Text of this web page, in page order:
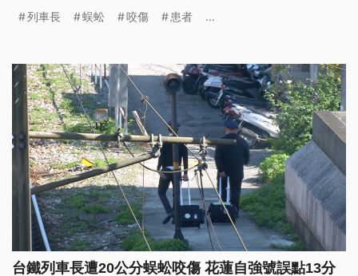
列車長 蜈蚣 咬傷 患者 ...
台鐵列車長遭20公分蜈蚣咬傷 花蓮自強號誤點13分